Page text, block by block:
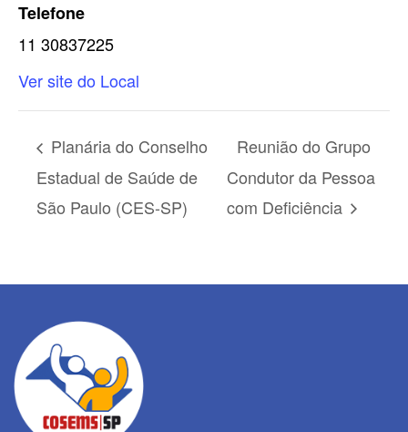
Telefone
11 30837225
Ver site do Local
Planária do Conselho
Estadual de Saúde de
São Paulo (CES-SP)
Reunião do Grupo
Condutor da Pessoa
com Deficiência